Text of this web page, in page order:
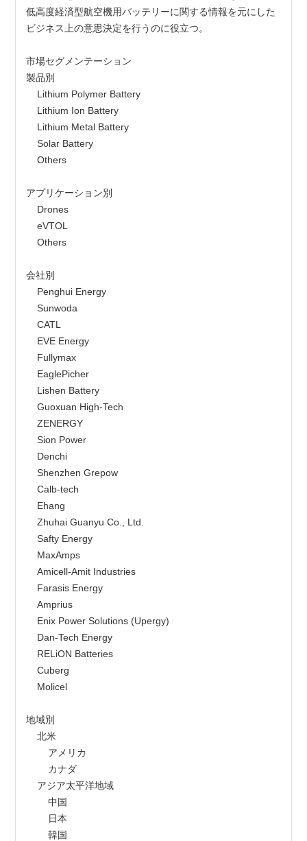
低高度経済型航空機用バッテリーに関する情報を元にした
ビジネス上の意思決定を行うのに役立つ。
市場セグメンテーション
製品別
    Lithium Polymer Battery
    Lithium Ion Battery
    Lithium Metal Battery
    Solar Battery
    Others
アプリケーション別
    Drones
    eVTOL
    Others
会社別
    Penghui Energy
    Sunwoda
    CATL
    EVE Energy
    Fullymax
    EaglePicher
    Lishen Battery
    Guoxuan High-Tech
    ZENERGY
    Sion Power
    Denchi
    Shenzhen Grepow
    Calb-tech
    Ehang
    Zhuhai Guanyu Co., Ltd.
    Safty Energy
    MaxAmps
    Amicell-Amit Industries
    Farasis Energy
    Amprius
    Enix Power Solutions (Upergy)
    Dan-Tech Energy
    RELiON Batteries
    Cuberg
    Molicel
地域別
    北米
        アメリカ
        カナダ
    アジア太平洋地域
        中国
        日本
        韓国